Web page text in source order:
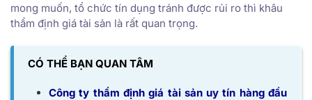
mong muốn, tổ chức tín dụng tránh được rủi ro thì khâu
thẩm định giá tài sản là rất quan trọng.
CÓ THỂ BẠN QUAN TÂM
Công ty thẩm định giá tài sản uy tín hàng đầu